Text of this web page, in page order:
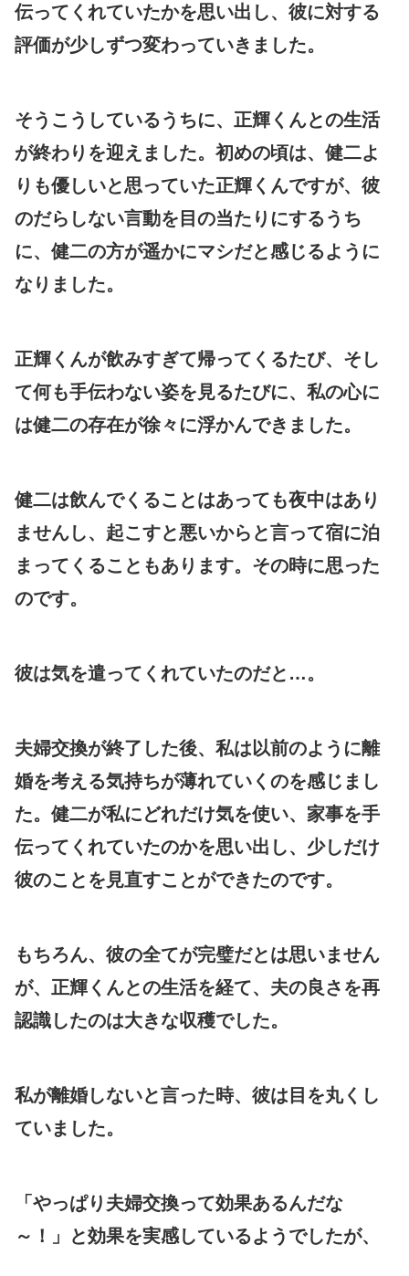
伝ってくれていたかを思い出し、彼に対する
評価が少しずつ変わっていきました。
そうこうしているうちに、正輝くんとの生活
が終わりを迎えました。初めの頃は、健二よ
りも優しいと思っていた正輝くんですが、彼
のだらしない言動を目の当たりにするうち
に、健二の方が遥かにマシだと感じるように
なりました。
正輝くんが飲みすぎて帰ってくるたび、そし
て何も手伝わない姿を見るたびに、私の心に
は健二の存在が徐々に浮かんできました。
健二は飲んでくることはあっても夜中はあり
ませんし、起こすと悪いからと言って宿に泊
まってくることもあります。その時に思った
のです。
彼は気を遣ってくれていたのだと…。
夫婦交換が終了した後、私は以前のように離
婚を考える気持ちが薄れていくのを感じまし
た。健二が私にどれだけ気を使い、家事を手
伝ってくれていたのかを思い出し、少しだけ
彼のことを見直すことができたのです。
もちろん、彼の全てが完璧だとは思いません
が、正輝くんとの生活を経て、夫の良さを再
認識したのは大きな収穫でした。
私が離婚しないと言った時、彼は目を丸くし
ていました。
「やっぱり夫婦交換って効果あるんだな
～！」と効果を実感しているようでしたが、